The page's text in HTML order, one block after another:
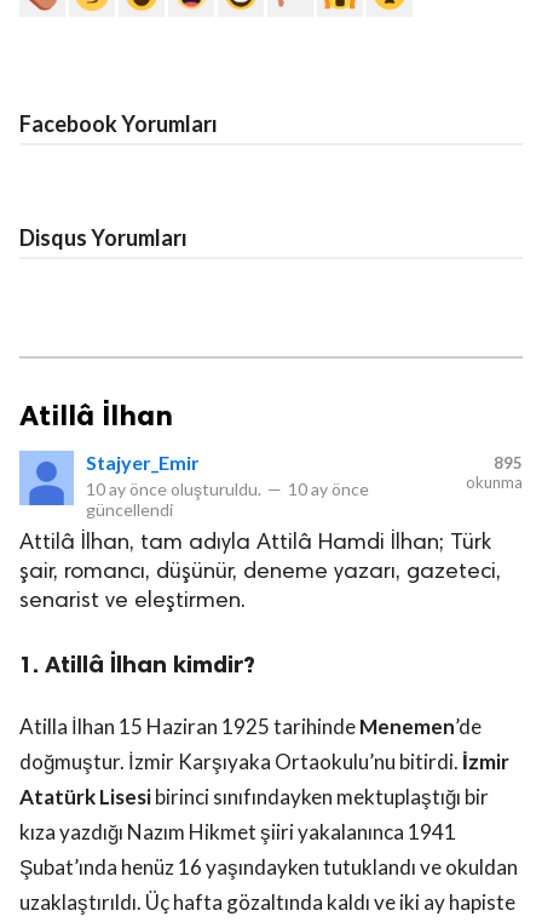
Facebook Yorumları
Disqus Yorumları
Atillâ İlhan
Stajyer_Emir
10 ay önce oluşturuldu. — 10 ay önce
güncellendi
895
okunma
Attilâ İlhan, tam adıyla Attilâ Hamdi İlhan; Türk
şair, romancı, düşünür, deneme yazarı, gazeteci,
senarist ve eleştirmen.
1. Atillâ İlhan kimdir?
Atilla İlhan 15 Haziran 1925 tarihindeMenemen’de
doğmuştur. İzmir Karşıyaka Ortaokulu’nu bitirdi. İzmir
Atatürk Lisesibirinci sınıfındayken mektuplaştığı bir
kıza yazdığı Nazım Hikmet şiiri yakalanınca 1941
Şubat’ında henüz 16 yaşındayken tutuklandı ve okuldan
uzaklaştırıldı. Üç hafta gözaltında kaldı ve iki ay hapiste